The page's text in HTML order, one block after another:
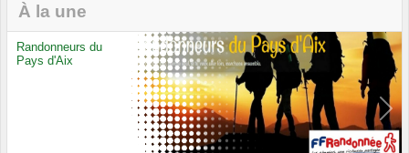
À la une
Randonneurs du
Pays d'Aix
Next